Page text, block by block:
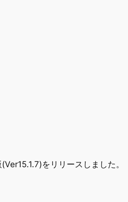
をリリースしました。